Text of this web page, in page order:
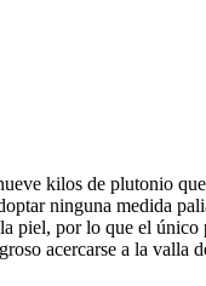
kilos de plutonio
ninguna medida
piel, por lo que el
acercarse a la valla